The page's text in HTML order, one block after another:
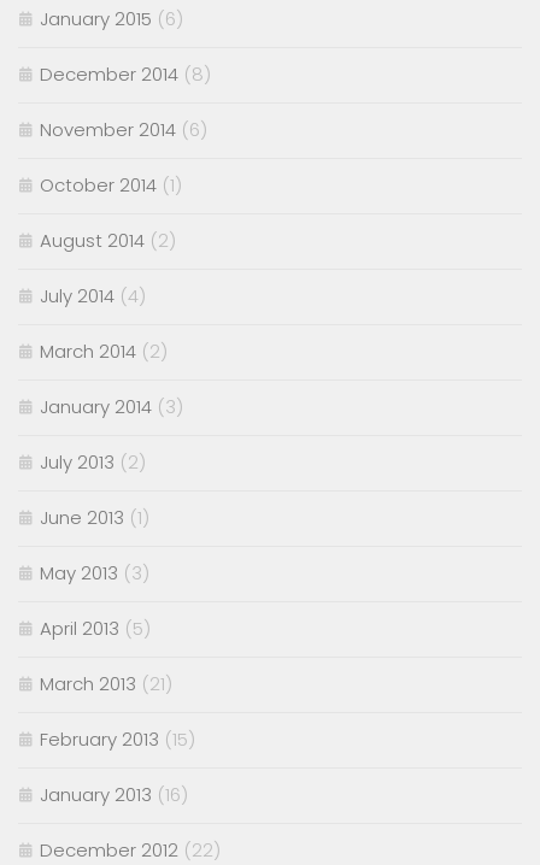
January 2015 (6)
December 2014 (8)
November 2014 (6)
October 2014 (1)
August 2014 (2)
July 2014 (4)
March 2014 (2)
January 2014 (3)
July 2013 (2)
June 2013 (1)
May 2013 (3)
April 2013 (5)
March 2013 (21)
February 2013 (15)
January 2013 (16)
December 2012 (22)